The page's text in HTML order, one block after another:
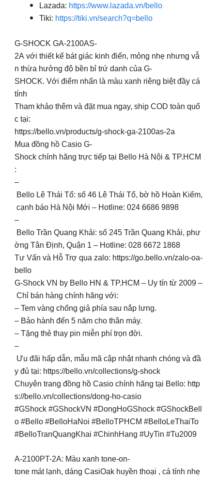
Lazada: https://www.lazada.vn/bello
Tiki: https://tiki.vn/search?q=bello
G-SHOCK GA-2100AS-
2A với thiết kế bát giác kinh điển, mỏng nhẹ nhưng vẫ
n thừa hưởng độ bền bỉ trứ danh của G-
SHOCK. Với điểm nhấn là màu xanh riêng biệt đầy cá
tính
Tham khảo thêm và đặt mua ngay, ship COD toàn quố
c tại:
https://bello.vn/products/g-shock-ga-2100as-2a
Mua đồng hồ Casio G-
Shock chính hãng trực tiếp tại Bello Hà Nội & TP.HCM
:
–
Bello Lê Thái Tổ: số 46 Lê Thái Tổ, bờ hồ Hoàn Kiếm,
cạnh báo Hà Nội Mới – Hotline: 024 6686 9898
–
Bello Trần Quang Khải: số 245 Trần Quang Khải, phư
ờng Tân Định, Quận 1 – Hotline: 028 6672 1868
Tư Vấn và Hỗ Trợ qua zalo: https://go.bello.vn/zalo-oa-
bello
G-Shock VN by Bello HN & TP.HCM – Uy tín từ 2009 –
Chỉ bán hàng chính hãng với:
– Tem vàng chống giả phía sau nắp lưng.
– Bảo hành đến 5 năm cho thân máy.
– Tặng thẻ thay pin miễn phí trọn đời.
–
Ưu đãi hấp dẫn, mẫu mã cập nhật nhanh chóng và đầ
y đủ tại: https://bello.vn/collections/g-shock
Chuyên trang đồng hồ Casio chính hãng tại Bello: http
s://bello.vn/collections/dong-ho-casio
#GShock #GShockVN #DongHoGShock #GShockBell
o #Bello #BelloHaNoi #BelloTPHCM #BelloLeThaiTo
#BelloTranQuangKhai #ChinhHang #UyTin #Tu2009
A-2100PT-2A: Màu xanh tone-on-
tone mát lạnh, dáng CasiOak huyền thoại , cá tính nhẹ